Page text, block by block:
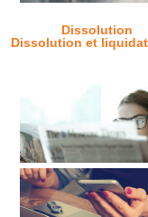
Dissolution
Dissolution et